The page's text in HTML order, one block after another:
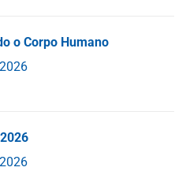
o Corpo Humano